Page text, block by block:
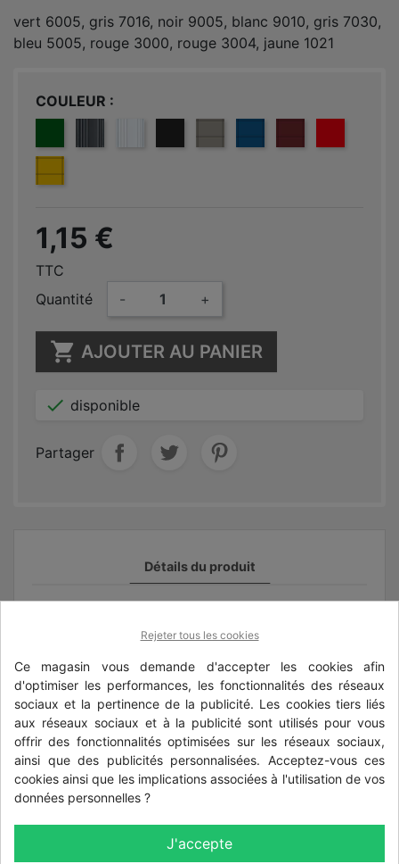
vert 6005, gris 7016, noir 9005, blanc 9010, gris 7030,
bleu 5005, rouge 3000, rouge 3004, jaune 1021
COULEUR
JAUNE 1021
1,15 €
TTC
Quantité
- +
 AJOUTER AU PANIER
 disponible
Partager
Détails du produit
Les clients qui ont acheté ce produit ont
également acheté...
Rejeter tous les cookies
Ce magasin vous demande d'accepter les cookies afin
d'optimiser les performances, les fonctionnalités des réseaux
sociaux et la pertinence de la publicité. Les cookies tiers liés
aux réseaux sociaux et à la publicité sont utilisés pour vous
offrir des fonctionnalités optimisées sur les réseaux sociaux,
ainsi que des publicités personnalisées. Acceptez-vous ces
cookies ainsi que les implications associées à l'utilisation de vos
données personnelles ?
J'accepte